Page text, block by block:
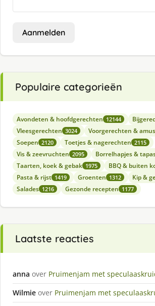
Aanmelden
Populaire categorieën
Avondeten & hoofdgerechten 12144
Vleesgerechten 3024 Voorgerechten &
Soepen 2120 Toetjes & nagerechten 2115
Vis & zeevruchten 2095 Borrelhapjes &
Taarten, koek & gebak 1975 BBQ & buiten
Pasta & rijst 1419 Groenten 1312 Kip &
Salades 1216 Gezonde recepten 1177
Laatste reacties
anna over Pruimenjam met
Wilmie over Pruimenjam met